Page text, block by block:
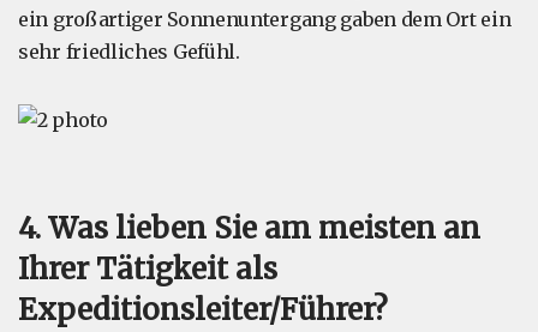
ein großartiger Sonnenuntergang gaben dem Ort ein
sehr friedliches Gefühl.
4. Was lieben Sie am meisten an
Ihrer Tätigkeit als
Expeditionsleiter/Führer?